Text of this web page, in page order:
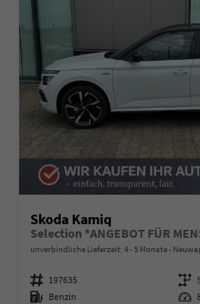
Skoda Kamiq
unverbindliche Lieferzeit: 4 - 5 Monate
Fahrzeugnummer 197635 Getriebe
Kraftstoff Benzin Leistung